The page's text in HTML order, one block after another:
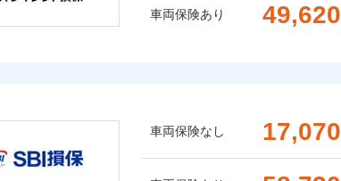
車両保険あり 49,620
車両保険なし 17,070